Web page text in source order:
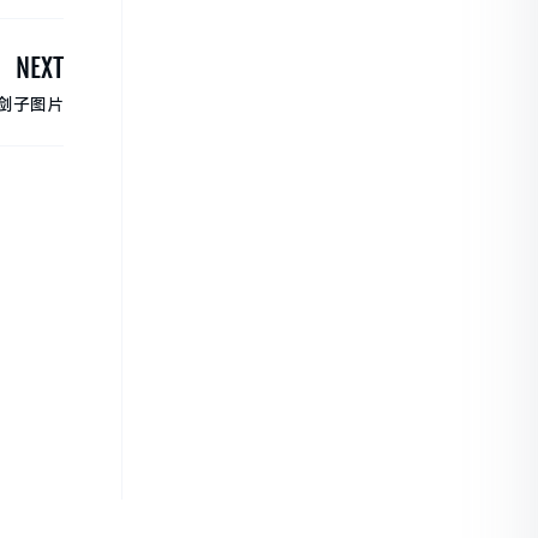
NEXT
子图片